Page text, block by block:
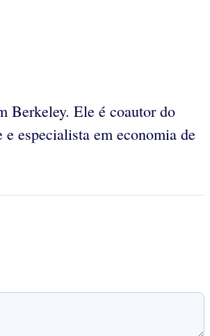
Berkeley. Ele é coautor do
especialista em economia de